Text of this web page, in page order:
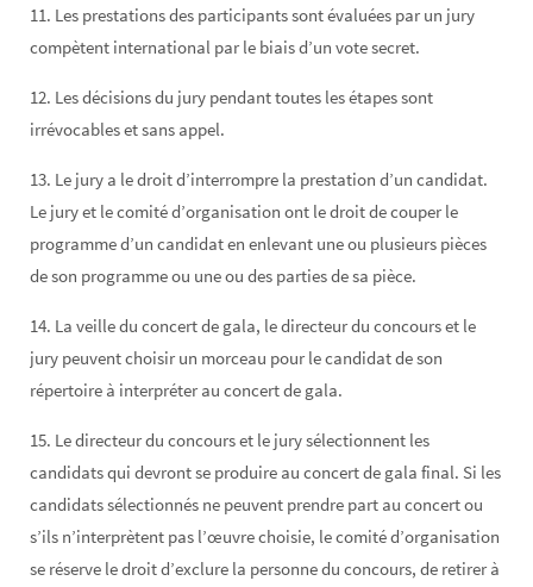
11. Les prestations des participants sont évaluées par un jury
compètent international par le biais d’un vote secret.
12. Les décisions du jury pendant toutes les étapes sont
irrévocables et sans appel.
13. Le jury a le droit d’interrompre la prestation d’un candidat.
Le jury et le comité d’organisation ont le droit de couper le
programme d’un candidat en enlevant une ou plusieurs pièces
de son programme ou une ou des parties de sa pièce.
14. La veille du concert de gala, le directeur du concours et le
jury peuvent choisir un morceau pour le candidat de son
répertoire à interpréter au concert de gala.
15. Le directeur du concours et le jury sélectionnent les
candidats qui devront se produire au concert de gala final. Si les
candidats sélectionnés ne peuvent prendre part au concert ou
s’ils n’interprètent pas l’œuvre choisie, le comité d’organisation
se réserve le droit d’exclure la personne du concours, de retirer à